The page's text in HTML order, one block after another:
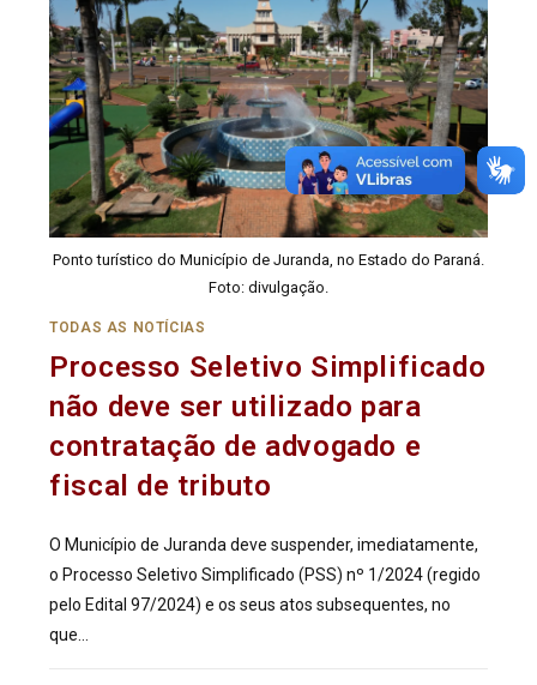
Ponto turístico do Município de Juranda, no Estado do Paraná.
Foto: divulgação.
TODAS AS NOTÍCIAS
Processo Seletivo Simplificado
não deve ser utilizado para
contratação de advogado e
fiscal de tributo
O Município de Juranda deve suspender, imediatamente,
o Processo Seletivo Simplificado (PSS) nº 1/2024 (regido
pelo Edital 97/2024) e os seus atos subsequentes, no
que…